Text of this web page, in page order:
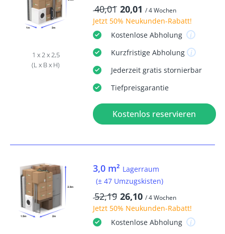
1 x 2 x 2,5
(L x B x H)
40,01 20,01 / 4 Wochen
Jetzt 50% Neukunden-Rabatt!
KostenloseAbholung
KurzfristigeAbholung
Jederzeit gratis stornierbar
Tiefpreisgarantie
Kostenlos reservieren
3,0 m² Lagerraum
(± 47 Umzugskisten)
52,19 26,10 / 4 Wochen
Jetzt 50% Neukunden-Rabatt!
KostenloseAbholung